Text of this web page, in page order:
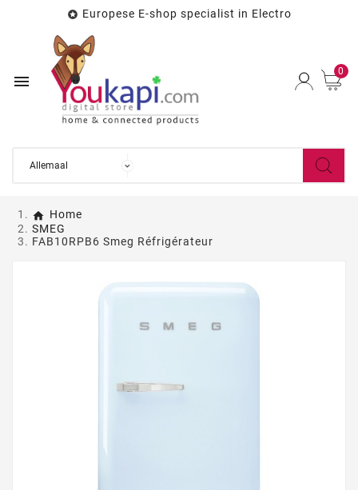
 Europese E-shop specialist in Electro

0
Home
SMEG
FAB10RPB6 Smeg Réfrigérateur